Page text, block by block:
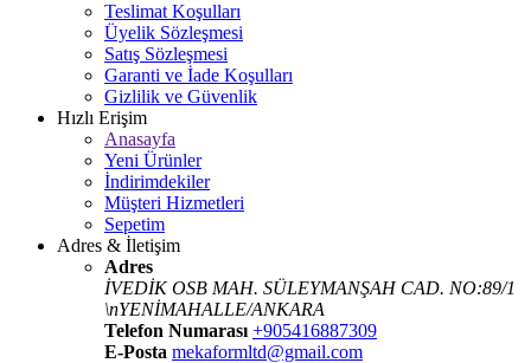
Teslimat Koşulları
Üyelik Sözleşmesi
Satış Sözleşmesi
Garanti ve İade Koşulları
Gizlilik ve Güvenlik
Hızlı Erişim
Anasayfa
Yeni Ürünler
İndirimdekiler
Müşteri Hizmetleri
Sepetim
Adres & İletişim
Adres
İVEDİK OSB MAH. SÜLEYMANŞAH CAD. NO:89/1
\nYENİMAHALLE/ANKARA
Telefon Numarası +905416887309
E-Posta mekaformltd@gmail.com